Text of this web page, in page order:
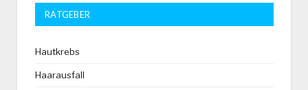
RATGEBER
Hautkrebs
Haarausfall